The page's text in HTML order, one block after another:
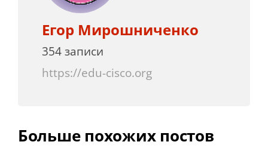
Егор Мирошниченко
354 записи
https://edu-cisco.org
Больше похожих постов